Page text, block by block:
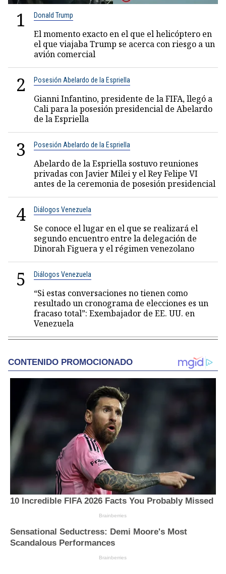
1 Donald Trump
El momento exacto en el que el helicóptero en
el que viajaba Trump se acerca con riesgo a un
avión comercial
2 Posesión Abelardo de la Espriella
Gianni Infantino, presidente de la FIFA, llegó a
Cali para la posesión presidencial de Abelardo
de la Espriella
3 Posesión Abelardo de la Espriella
Abelardo de la Espriella sostuvo reuniones
privadas con Javier Milei y el Rey Felipe VI
antes de la ceremonia de posesión presidencial
4 Diálogos Venezuela
Se conoce el lugar en el que se realizará el
segundo encuentro entre la delegación de
Dinorah Figuera y el régimen venezolano
5 Diálogos Venezuela
“Si estas conversaciones no tienen como
resultado un cronograma de elecciones es un
fracaso total”: Exembajador de EE. UU. en
Venezuela